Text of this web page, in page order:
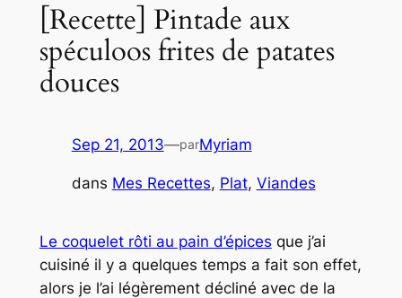
[Recette] Pintade aux
spéculoos frites de patates
douces
Sep 21, 2013—parMyriam
dans Mes Recettes, Plat, Viandes
Le coquelet rôti au pain d’épices que j’ai
cuisiné il y a quelques temps a fait son effet,
alors je l’ai légèrement décliné avec de la